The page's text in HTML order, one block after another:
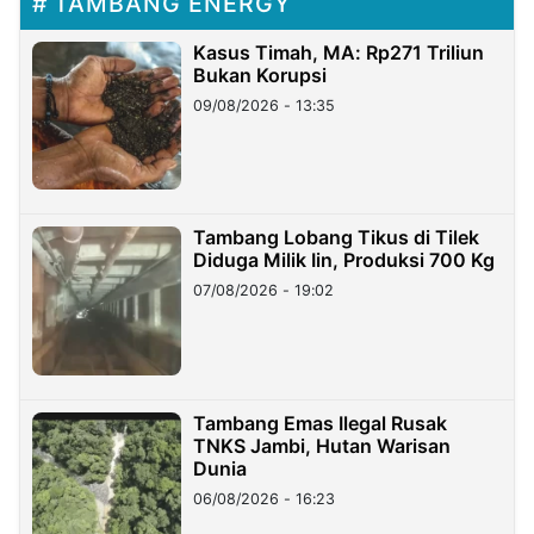
Kasus Timah, MA: Rp271 Triliun
Bukan Korupsi
09/08/2026 - 13:35
Tambang Lobang Tikus di Tilek
Diduga Milik Iin, Produksi 700 Kg
07/08/2026 - 19:02
Tambang Emas Ilegal Rusak
TNKS Jambi, Hutan Warisan
Dunia
06/08/2026 - 16:23